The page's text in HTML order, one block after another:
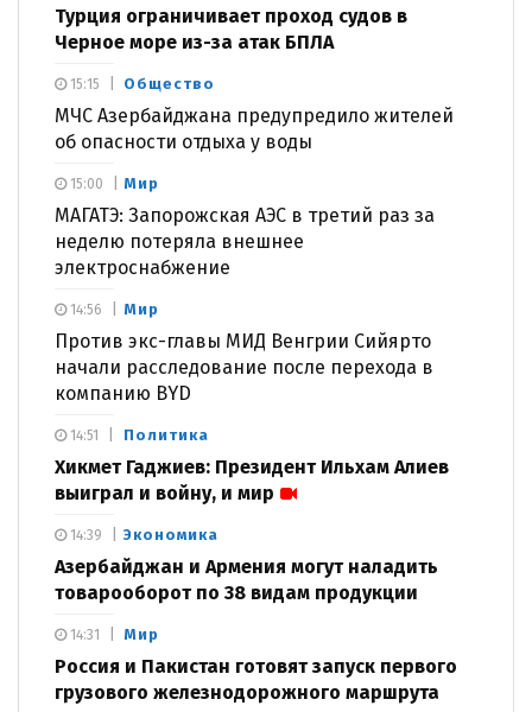
Турция ограничивает проход судов в
Черное море из-за атак БПЛА
Общество
МЧС Азербайджана предупредило жителей
об опасности отдыха у воды
15:15
Мир
МАГАТЭ: Запорожская АЭС в третий раз за
неделю потеряла внешнее
электроснабжение
15:00
Мир
Против экс-главы МИД Венгрии Сийярто
начали расследование после перехода в
компанию BYD
14:56
Политика
Хикмет Гаджиев: Президент Ильхам Алиев
выиграл и войну, и мир
14:51
Экономика
Азербайджан и Армения могут наладить
товарооборот по 38 видам продукции
14:39
Мир
Россия и Пакистан готовят запуск первого
грузового железнодорожного маршрута
14:31